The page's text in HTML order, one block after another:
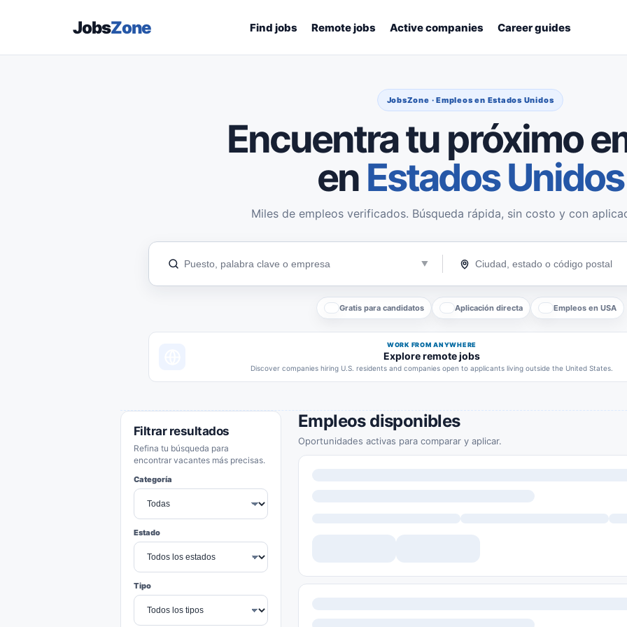
JobsZone Find jobs Remote jobs Active companies Career guides
JobsZone · Empleos en Estados Unidos
Encuentra tu próximo
en Estados Unidos
Miles de empleos verificados. Búsqueda rápida, sin costo y con
Gratis para candidatos Aplicación directa Empleos en USA
WORK FROM ANYWHERE
Explore remote jobs
Discover companies hiring U.S. residents and companies open to applicants living outside the United States.
Filtrar resultados
Refina tu búsqueda para
encontrar vacantes más precisas.
Categoría
Estado
Tipo
Empleos disponibles
Oportunidades activas para comparar y aplicar.